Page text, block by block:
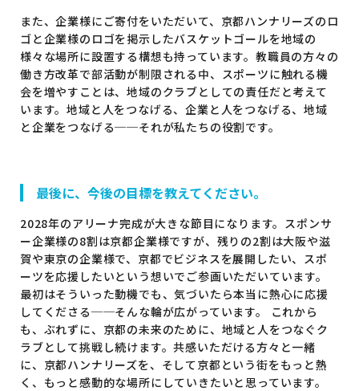
また、企業様にご寄付をいただいて、京都ハンナリーズのロ
ゴと企業様のロゴを掲示したバスケットゴールを地域の
様々な場所に設置する構想も持っています。教職員の方々の
働き方改革で部活動が制限される中、スポーツに触れる機
会を増やすことは、地域のクラブとしての責任だと考えて
います。地域と人をつなげる、企業と人をつなげる、地域
と企業をつなげる──それが私たちの役割です。
最後に、今後の目標を教えてください。
2028年のアリーナ完成が大きな節目になります。スポンサ
ー企業様の8割は京都企業様ですが、残りの2割は大阪や滋
賀や東京の企業様で、京都でビジネスを展開したい、スポ
ーツを応援したいという想いでご参画いただいています。
最初はそういった動機でも、気づいたら本当に熱心に応援
してくださる──そんな輪が広がっています。 これから
も、ぶれずに、京都の未来のために、地域と人をつなぐク
ラブとして挑戦し続けます。共感いただける方々と一緒
に、京都ハンナリーズを、そして京都という街をもっと熱
く、もっと感動的な場所にしていきたいと思っています。